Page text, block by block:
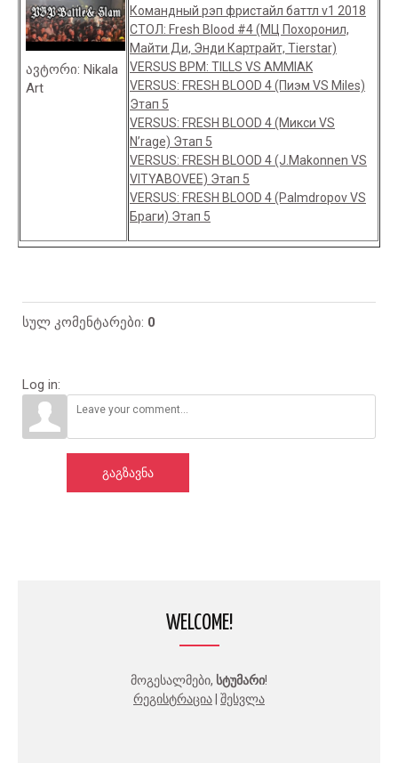
ავტორი: Nikala
Art
Командный рэп фристайл баттл v1 2018
СТОЛ: Fresh Blood #4 (МЦ Похоронил,
Майти Ди, Энди Картрайт, Tierstar)
VERSUS BPM: TILLS VS AMMIAK
VERSUS: FRESH BLOOD 4 (Пиэм VS Miles)
Этап 5
VERSUS: FRESH BLOOD 4 (Микси VS
N’rage) Этап 5
VERSUS: FRESH BLOOD 4 (J.Makonnen VS
VITYABOVEE) Этап 5
VERSUS: FRESH BLOOD 4 (Palmdropov VS
Браги) Этап 5
სულ კომენტარები: 0
Log in:
ᲒᲐᲒᲖᲐᲕᲜᲐ
WELCOME!
მოგესალმები, სტუმარი!
რეგისტრაცია შესვლა